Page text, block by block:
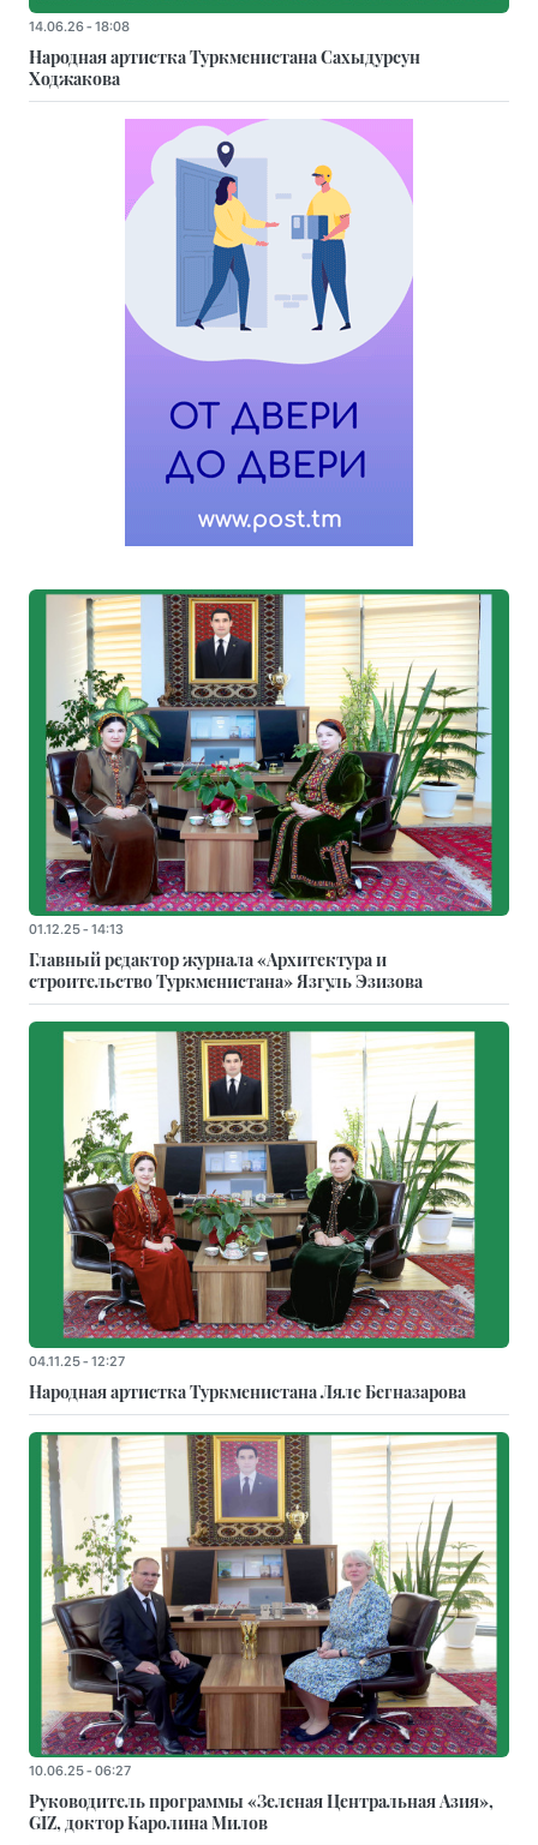
14.06.26 - 18:08
Народная артистка Туркменистана Сахыдурсун
Ходжакова
01.12.25 - 14:13
Главный редактор журнала «Архитектура и
строительство Туркменистана» Язгуль Эзизова
04.11.25 - 12:27
Народная артистка Туркменистана Ляле Бегназарова
10.06.25 - 06:27
Руководитель программы «Зеленая Центральная Азия»,
GIZ, доктор Каролина Милов